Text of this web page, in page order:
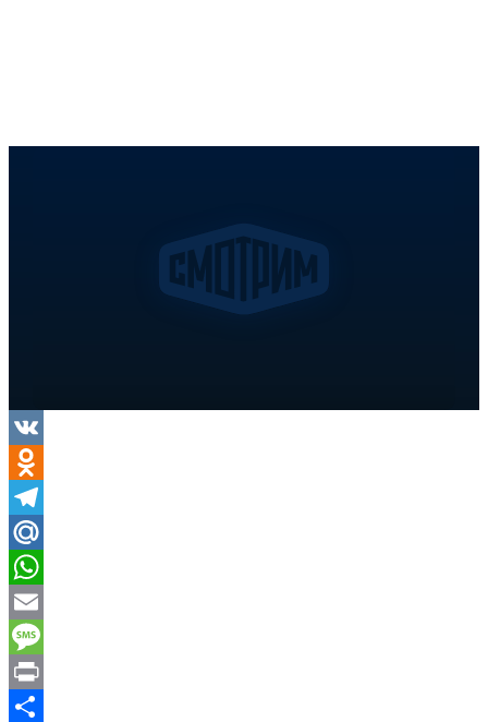
VK
Odnoklassniki
Telegram
Mail.Ru
WhatsApp
Email
Message
Print